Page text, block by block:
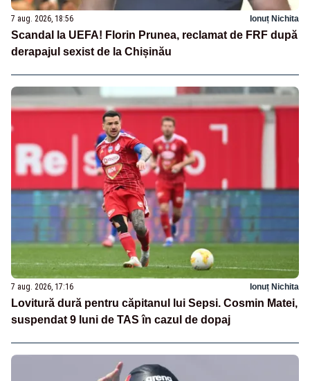
7 aug. 2026, 18:56 Ionuț Nichita
Scandal la UEFA! Florin Prunea, reclamat de FRF după
derapajul sexist de la Chișinău
7 aug. 2026, 17:16 Ionuț Nichita
Lovitură dură pentru căpitanul lui Sepsi. Cosmin Matei,
suspendat 9 luni de TAS în cazul de dopaj